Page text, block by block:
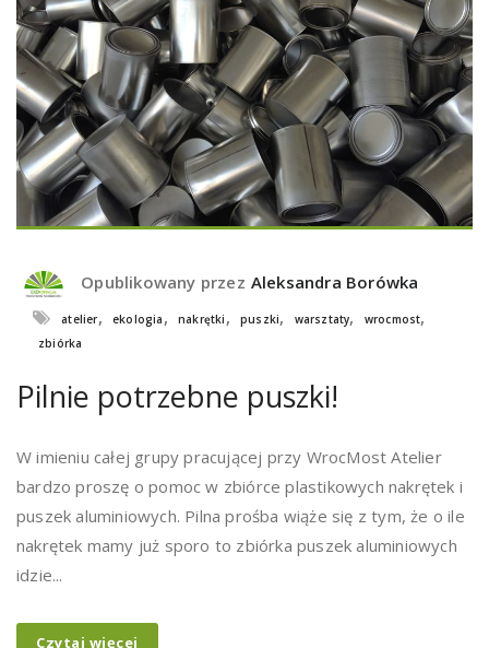
Opublikowany przez Aleksandra Borówka
atelier, ekologia , nakrętki , puszki, warsztaty, wrocmost,
zbiórka
Pilnie potrzebne puszki!
W imieniu całej grupy pracującej przy WrocMost Atelier
bardzo proszę o pomoc w zbiórce plastikowych nakrętek i
puszek aluminiowych. Pilna prośba wiąże się z tym, że o ile
nakrętek mamy już sporo to zbiórka puszek aluminiowych
idzie...
Czytaj więcej